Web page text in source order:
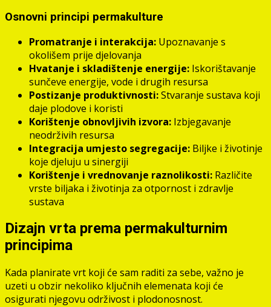
Osnovni principi permakulture
Promatranje i interakcija: Upoznavanje s
okolišem prije djelovanja
Hvatanje i skladištenje energije: Iskorištavanje
sunčeve energije, vode i drugih resursa
Postizanje produktivnosti:Stvaranje sustava koji
daje plodove i koristi
Korištenje obnovljivih izvora: Izbjegavanje
neodrživih resursa
Integracija umjesto segregacije: Biljke i životinje
koje djeluju u sinergiji
Korištenje i vrednovanje raznolikosti: Različite
vrste biljaka i životinja za otpornost i zdravlje
sustava
Dizajn vrta prema permakulturnim
principima
Kada planirate vrt koji će sam raditi za sebe, važno je
uzeti u obzir nekoliko ključnih elemenata koji će
osigurati njegovu održivost i plodonosnost.